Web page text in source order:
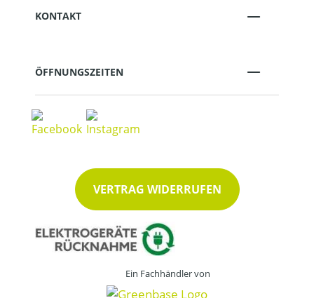
KONTAKT
ÖFFNUNGSZEITEN
VERTRAG WIDERRUFEN
Ein Fachhändler von